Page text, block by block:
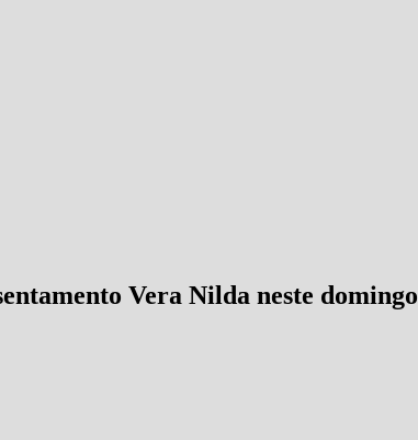
Vera Nilda neste domingo